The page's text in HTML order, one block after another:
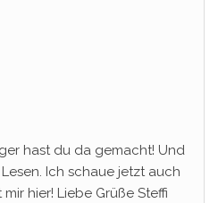
hast du da gemacht! Und
Ich schaue jetzt auch
hier! Liebe Grüße Steffi